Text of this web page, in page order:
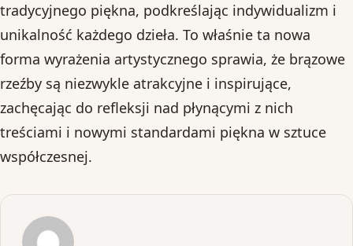
tradycyjnego piękna, podkreślając indywidualizm i
unikalność każdego dzieła. To właśnie ta nowa
forma wyrażenia artystycznego sprawia, że brązowe
rzeźby są niezwykle atrakcyjne i inspirujące,
zachęcając do refleksji nad płynącymi z nich
treściami i nowymi standardami piękna w sztuce
współczesnej.